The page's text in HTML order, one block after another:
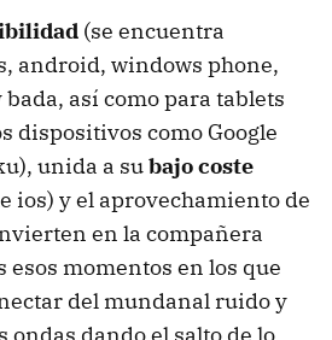
(se encuentra
android, windows phone,
así como para tablets
dispositivos como Google
unida a subajo coste
ios) y el aprovechamiento de
en la compañera
esos momentos en los que
del mundanal ruido y
ondas dando el salto de lo